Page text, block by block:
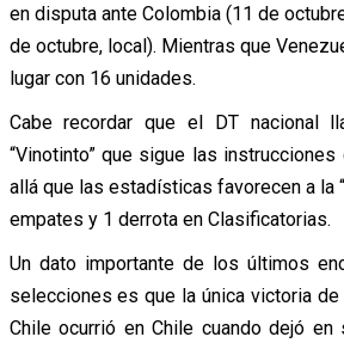
en disputa ante Colombia (11 de
de octubre, local). Mientras que
lugar con 16 unidades.
Cabe recordar que el DT nacional
“Vinotinto” que sigue las
allá que las estadísticas favorecen a la
empates y 1 derrota en Clasificatorias.
Un dato importante de los últimos
selecciones es que la única victoria
Chile ocurrió en Chile cuando dejó en